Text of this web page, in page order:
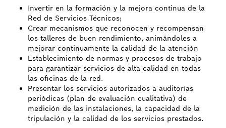
Invertir en la formación y la mejora continua de la
Red de Servicios Técnicos;
Crear mecanismos que reconocen y recompensan
los talleres de buen rendimiento, animándoles a
mejorar continuamente la calidad de la atención
Establecimiento de normas y procesos de trabajo
para garantizar servicios de alta calidad en todas
las oficinas de la red.
Presentar los servicios autorizados a auditorías
periódicas (plan de evaluación cualitativa) de
medición de las instalaciones, la capacidad de la
tripulación y la calidad de los servicios prestados.